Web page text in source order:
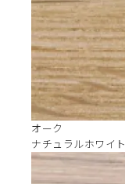
オーク
ナチュラルホワイト